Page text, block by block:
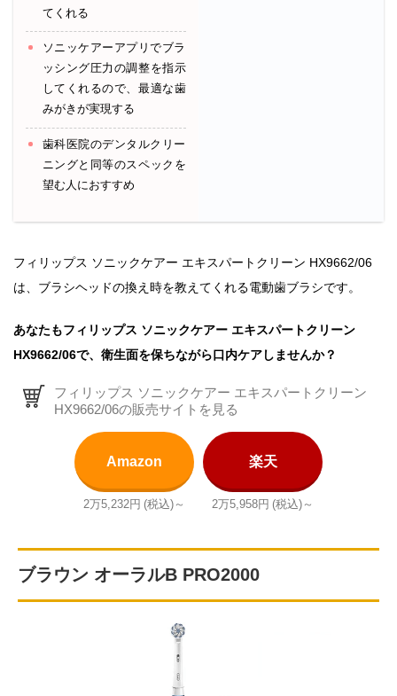
てくれる
ソニッケアーアプリでブラ
ッシング圧力の調整を指示
してくれるので、最適な歯
みがきが実現する
歯科医院のデンタルクリー
ニングと同等のスペックを
望む人におすすめ
フィリップス ソニックケアー エキスパートクリーン HX9662/06
は、ブラシヘッドの換え時を教えてくれる電動歯ブラシです。
あなたもフィリップス ソニックケアー エキスパートクリーン
HX9662/06で、衛生面を保ちながら口内ケアしませんか？
フィリップス ソニックケアー エキスパートクリーン
HX9662/06の販売サイトを見る
Amazon
2万5,232円 (税込)～
楽天
2万5,958円 (税込)～
ブラウン オーラルB PRO2000